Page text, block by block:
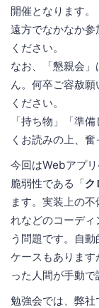
開催となります。
遠方でなかなか
ください。
なお、「懇親会
ん。何卒ご容赦
ください。
「持ち物」「準
くお読みの上、奮
今回はWebアプ
脆弱性である「ク
ます。実装上の
れなどのコーデ
う問題です。自
ケースもありま
った人間が手動で
勉強会では、弊